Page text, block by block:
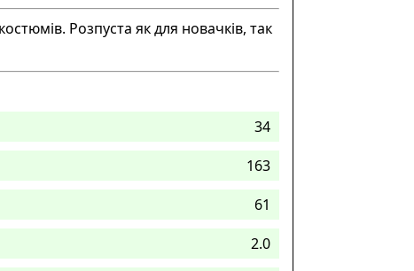
Розпуста як для новачків, так
34
163
61
2.0